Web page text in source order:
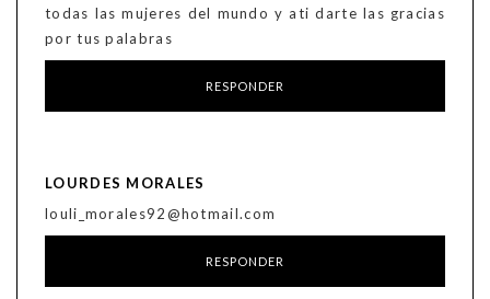
todas las mujeres del mundo y ati darte las gracias
por tus palabras
RESPONDER
LOURDES MORALES
louli_morales92@hotmail.com
RESPONDER